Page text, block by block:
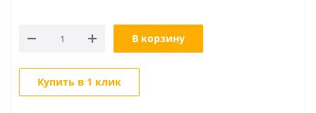
В корзину
Купить в 1 клик